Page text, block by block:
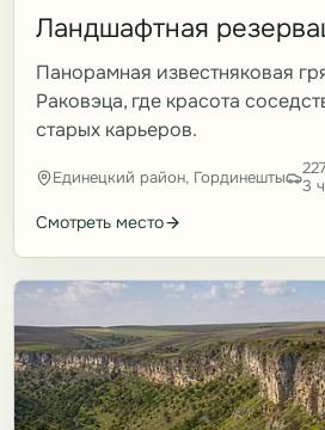
Ландшафтная
Панорамная известняковая
Раковэца, где красота
старых карьеров.
Единецкий район, Гординешты
3
Смотреть место